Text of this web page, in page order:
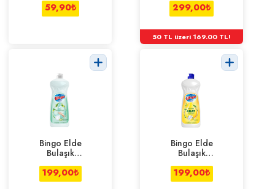
Losyon 750 ml
59,90₺
299,00₺
50 TL üzeri 169.00 TL!
Bingo Elde
Bulaşık
Deterjanı
Sensitive 1500
Ml
199,00₺
Bingo Elde
Bulaşık
Deterjanı Limon
1500 Ml
199,00₺